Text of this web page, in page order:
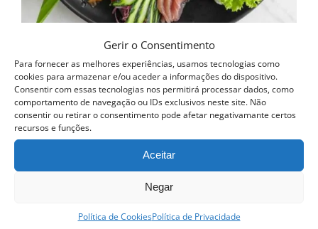
Gerir o Consentimento
Para fornecer as melhores experiências, usamos tecnologias como
cookies para armazenar e/ou aceder a informações do dispositivo.
Consentir com essas tecnologias nos permitirá processar dados, como
comportamento de navegação ou IDs exclusivos neste site. Não
consentir ou retirar o consentimento pode afetar negativamante certos
recursos e funções.
Aceitar
Negar
Política de CookiesPolítica de Privacidade
Curso Sushi Decorativo
425.00€
Adicionar